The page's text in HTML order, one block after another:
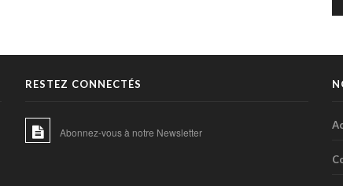
RESTEZ CONNECTÉS
Abonnez-vous à notre Newsletter